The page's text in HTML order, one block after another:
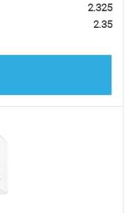
2.325
2.35